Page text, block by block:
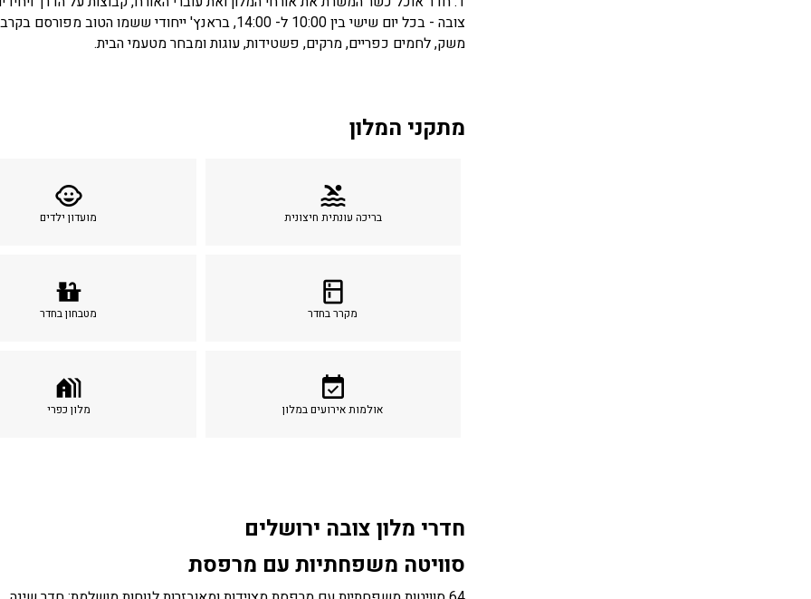
צובה - בכל יום שישי בין 10:00 ל- 14:00, בראנץ' ייחודי
משק, לחמים כפריים, מרקים, פשטידות, עוגות ומבחר מטעמי הבית.
מתקני המלון
pool
בריכה עונתית חיצונית
child_care
מועדון ילדים
kitchen
מקרר בחדר
countertops
מטבחון בחדר
event_available
אולמות אירועים במלון
holiday_village
מלון כפרי
חדרי מלון צובה ירושלים
סוויטה משפחתיות עם מרפסת